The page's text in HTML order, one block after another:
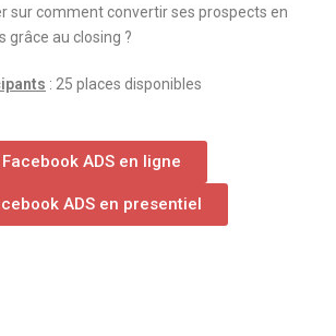
sur comment convertir ses prospects en
grâce au closing ?
: 25 places disponibles
Facebook ADS en ligne
ADS en presentiel